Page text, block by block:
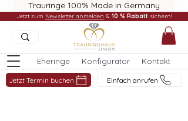
Trauringe 100% Made in Germany
Eheringe Konfigurator Kontakt
Jetzt Termin buchen Einfach anrufen
Jetzt zum Newsletter anmelden & 10 % Rabatt sichern!